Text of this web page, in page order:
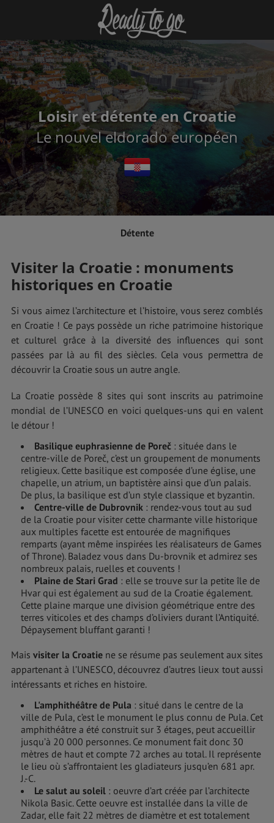
Loisir et détente en Croatie
Le nouvel eldorado européen
Détente
Visiter la Croatie : monuments
historiques en Croatie
Si vous aimez l’architecture et l’histoire, vous serez comblés
en Croatie ! Ce pays possède un riche patrimoine historique
et culturel grâce à la diversité des influences qui sont
passées par là au fil des siècles. Cela vous permettra de
découvrir la Croatie sous un autre angle.
La Croatie possède 8 sites qui sont inscrits au patrimoine
mondial de l’UNESCO en voici quelques-uns qui en valent
le détour !
Basilique euphrasienne de Poreč : située dans le
centre-ville de Poreč, c’est un groupement de monuments
religieux. Cette basilique est composée d’une église, une
chapelle, un atrium, un baptistère ainsi que d’un palais.
De plus, la basilique est d’un style classique et byzantin.
Centre-ville de Dubrovnik : rendez-vous tout au sud
de la Croatie pour visiter cette charmante ville historique
aux multiples facette est entourée de magnifiques
remparts (ayant même inspirées les réalisateurs de Games
of Throne). Baladez vous dans Du-brovnik et admirez ses
nombreux palais, ruelles et couvents !
Plaine de Stari Grad : elle se trouve sur la petite île de
Hvar qui est également au sud de la Croatie également.
Cette plaine marque une division géométrique entre des
terres viticoles et des champs d’oliviers durant l’Antiquité.
Dépaysement bluffant garanti !
Mais visiter la Croatie ne se résume pas seulement aux sites
appartenant à l’UNESCO, découvrez d’autres lieux tout aussi
intéressants et riches en histoire.
L'amphithéâtre de Pula : situé dans le centre de la
ville de Pula, c’est le monument le plus connu de Pula. Cet
amphithéâtre a été construit sur 3 étages, peut accueillir
jusqu’à 20 000 personnes. Ce monument fait donc 30
mètres de haut et compte 72 arches au total. Il représente
le lieu où s’affrontaient les gladiateurs jusqu’en 681 apr.
J.-C.
Le salut au soleil : oeuvre d’art créée par l’architecte
Nikola Basic. Cette oeuvre est installée dans la ville de
Zadar, elle fait 22 mètres de diamètre et est totalement